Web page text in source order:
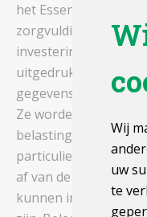
Wij
uw
te
het Essentiële-
zorgvuldig te lezen
uitgedrukt in euro's
gegevens die geen
Ze worden berekend
belastingen. De
particuliere
af van de individuele
kunnen in de